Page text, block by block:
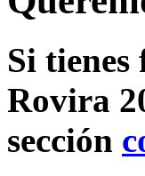
Si
Rovira
sección